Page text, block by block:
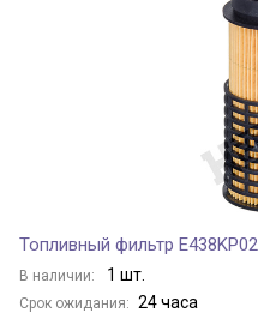
Топливный фильтр E438KP02
В наличии: 1 шт.
Срок ожидания: 24 часа